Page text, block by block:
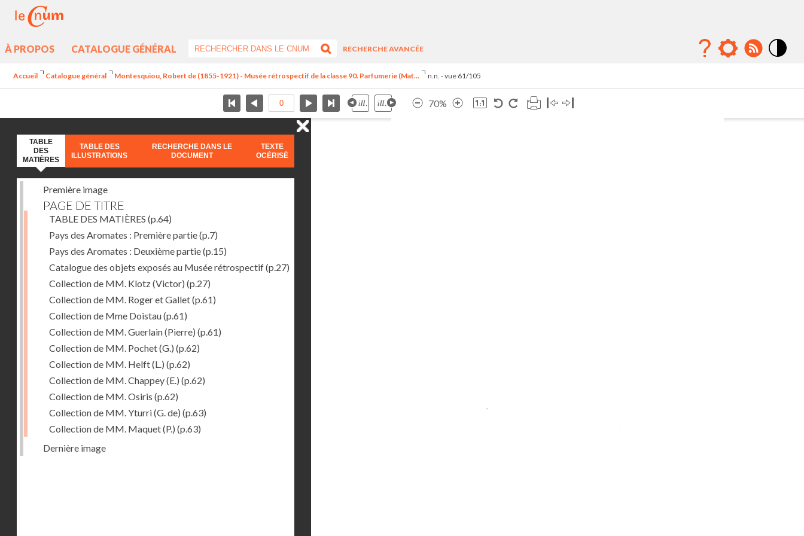
À PROPOS CATALOGUE GÉNÉRAL
RECHERCHE AVANCÉE
Accueil Catalogue général Montesquiou, Robert de (1855-1921) - Musée rétrospectif de la classe 90. Parfumerie (Mat... n.n. - vue 61/105
70%
TABLE
DES
MATIÈRES
TABLE DES
ILLUSTRATIONS
RECHERCHE DANS LE
DOCUMENT
TEXTE
OCÉRISÉ
Première image
PAGE DE TITRE
TABLE DES MATIÈRES (p.64)
Pays des Aromates : Première partie(p.7)
Pays des Aromates : Deuxième partie(p.15)
Catalogue des objets exposés au Musée rétrospectif(p.27)
Collection de MM. Klotz (Victor) (p.27)
Collection de MM. Roger et Gallet(p.61)
Collection de Mme Doistau(p.61)
Collection de MM. Guerlain (Pierre) (p.61)
Collection de MM. Pochet (G.) (p.62)
Collection de MM. Helft (L.) (p.62)
Collection de MM. Chappey (E.) (p.62)
Collection de MM. Osiris (p.62)
Collection de MM. Yturri (G. de) (p.63)
Collection de MM. Maquet (P.) (p.63)
Dernière image